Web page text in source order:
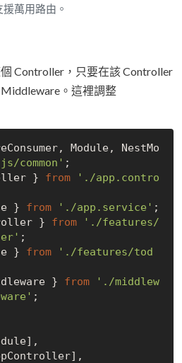
援萬用路由。
Controller，只要在該 Controller
。這裡調整
Module, NestMo
common'
} from
'./app.contro
} from './app.service'
} from
'./features/
} from
'./features/tod
} from
'./middlew
;